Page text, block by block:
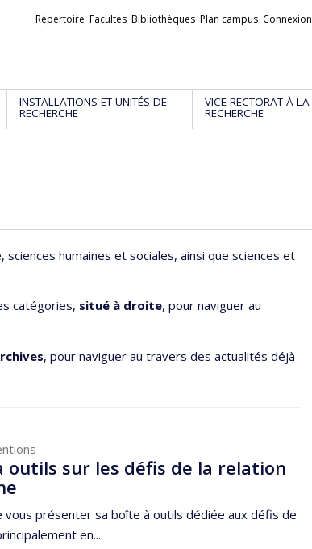
Liens
Répertoire Facultés Bibliothèques Plan campus Connexion
INSTALLATIONS ET UNITÉS DE
RECHERCHE
VICE-RECTORAT À LA
RECHERCHE
humaines et sociales, ainsi que sciences et
catégories, situé à droite, pour naviguer au
, pour naviguer au travers des actualités déjà
outils sur les défis de la relation
présenter sa boîte à outils dédiée aux défis de
en...